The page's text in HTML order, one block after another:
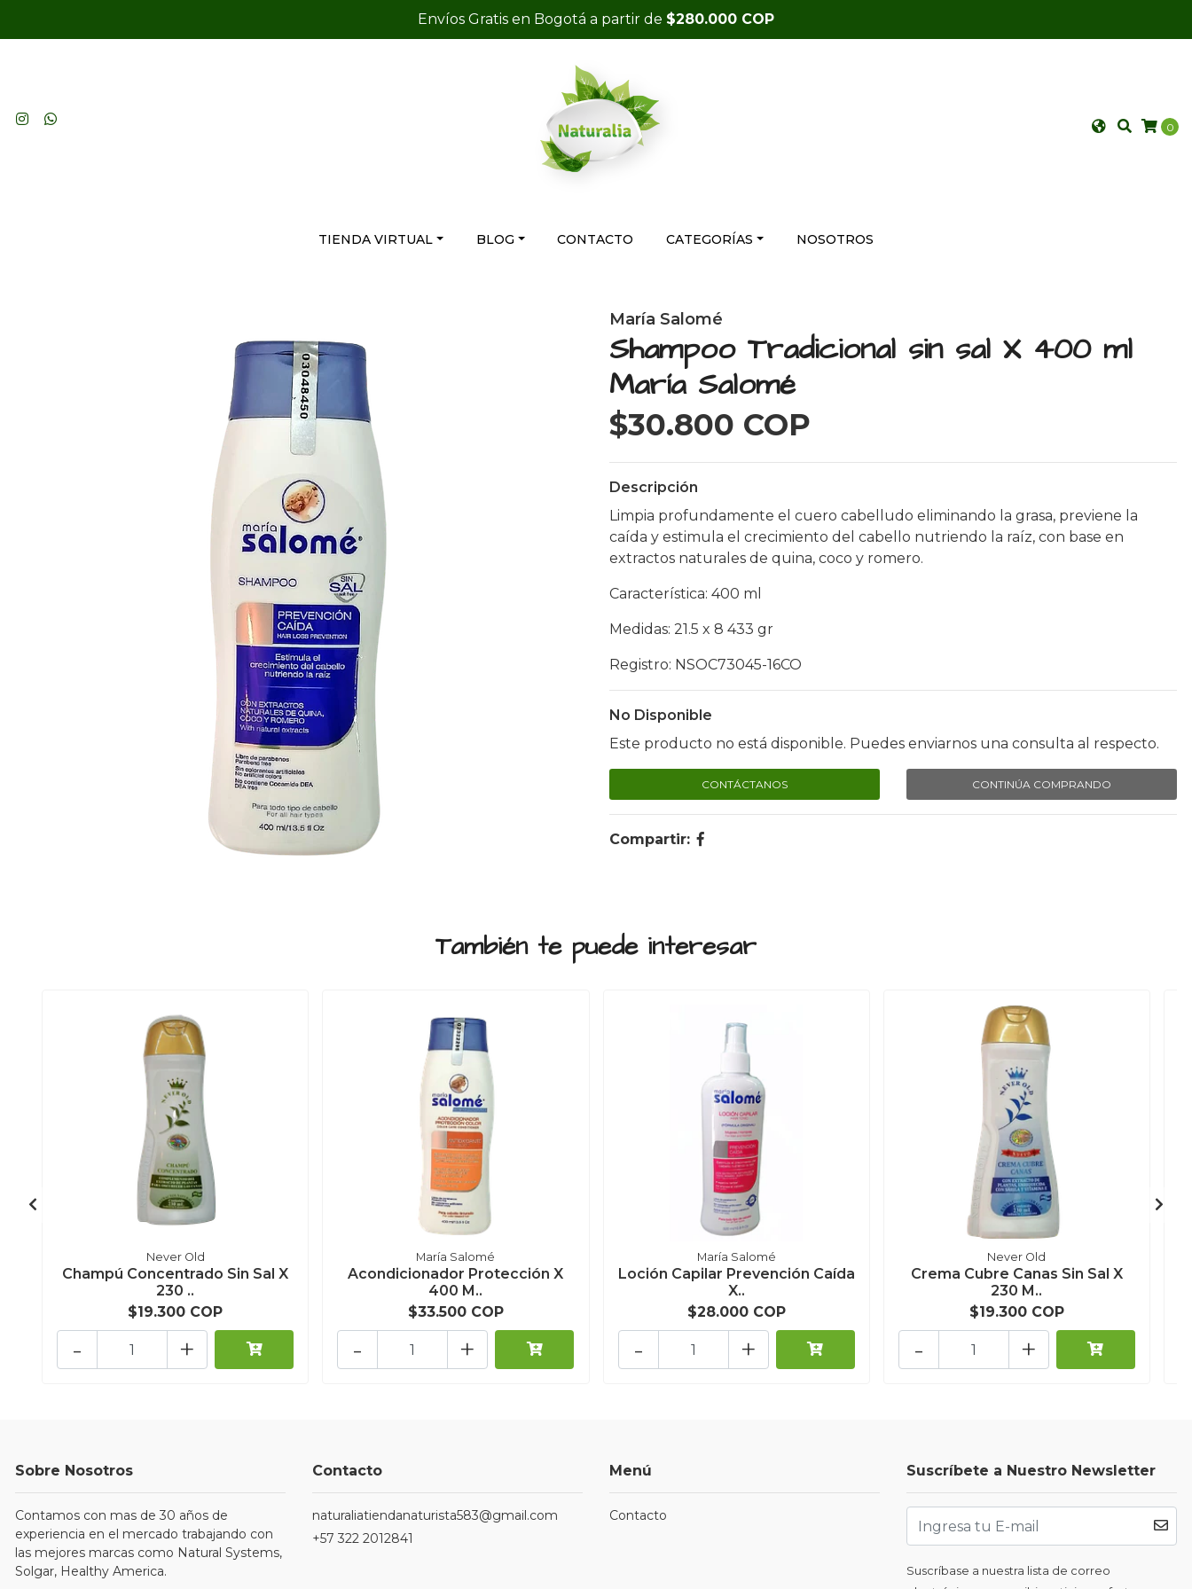
Envíos Gratis en Bogotá a partir de $280.000 COP
0
TIENDA VIRTUAL BLOG CONTACTO CATEGORÍAS NOSOTROS
María Salomé
Shampoo Tradicional sin sal X 400 ml
María Salomé
$30.800 COP
Descripción
Limpia profundamente el cuero cabelludo eliminando la grasa, previene la
caída y estimula el crecimiento del cabello nutriendo la raíz, con base en
extractos naturales de quina, coco y romero.
Característica: 400 ml
Medidas: 21.5 x 8 433 gr
Registro: NSOC73045-16CO
No Disponible
Este producto no está disponible. Puedes enviarnos una consulta al respecto.
CONTÁCTANOS CONTINÚA COMPRANDO
Compartir:
También te puede interesar
Never Old
Champú Concentrado Sin Sal X
230 ..
$19.300 COP
+
-
María Salomé
Acondicionador Protección X
400 M..
$33.500 COP
+
-
María Salomé
Loción Capilar Prevención Caída
X..
$28.000 COP
+
-
Never Old
Crema Cubre Canas Sin Sal X
230 M..
$19.300 COP
+
-
Sobre Nosotros
Contamos con mas de 30 años de
experiencia en el mercado trabajando con
las mejores marcas como Natural Systems,
Solgar, Healthy America.
Contacto
naturaliatiendanaturista583@gmail.com
+57 322 2012841
Menú
Contacto
Suscríbete a Nuestro Newsletter
Suscríbase a nuestra lista de correo